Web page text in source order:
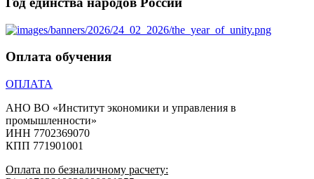
Оплата обучения
ОПЛАТА
АНО ВО «Институт экономики и управления в
промышленности»
ИНН 7702369070
КПП 771901001
Оплата по безналичному расчету: